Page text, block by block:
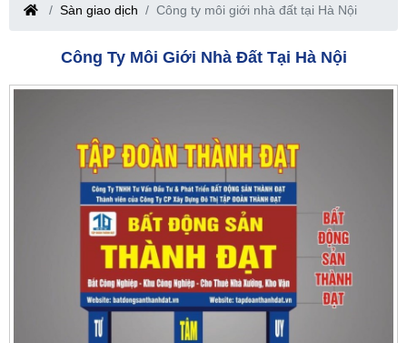
Sàn giao dịch Công ty môi giới nhà đất tại Hà Nội
Công Ty Môi Giới Nhà Đất Tại Hà Nội